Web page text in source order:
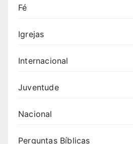
Fé
Igrejas
Internacional
Juventude
Nacional
Perguntas Bíblicas